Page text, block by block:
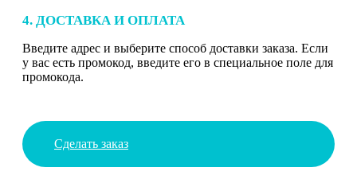
4. ДОСТАВКА И ОПЛАТА
Введите адрес и выберите способ доставки заказа. Если
у вас есть промокод, введите его в специальное поле для
промокода.
Сделать заказ